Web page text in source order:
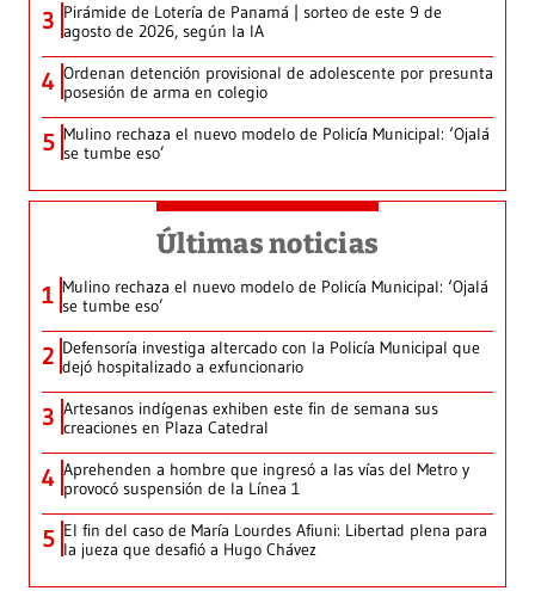
3 Pirámide de Lotería de Panamá | sorteo de este 9 de
agosto de 2026, según la IA
4 Ordenan detención provisional de adolescente por presunta
posesión de arma en colegio
5 Mulino rechaza el nuevo modelo de Policía Municipal: ‘Ojalá
se tumbe eso’
Últimas noticias
1 Mulino rechaza el nuevo modelo de Policía Municipal: ‘Ojalá
se tumbe eso’
2 Defensoría investiga altercado con la Policía Municipal que
dejó hospitalizado a exfuncionario
3 Artesanos indígenas exhiben este fin de semana sus
creaciones en Plaza Catedral
4 Aprehenden a hombre que ingresó a las vías del Metro y
provocó suspensión de la Línea 1
5 El fin del caso de María Lourdes Afiuni: Libertad plena para
la jueza que desafió a Hugo Chávez